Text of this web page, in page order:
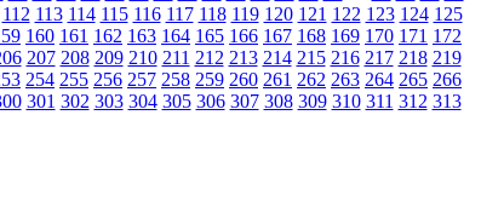
112 113 114 115 116 117 118 119 120 121 122 123 124 125
160 161 162 163 164 165 166 167 168 169 170 171 172
207 208 209 210 211 212 213 214 215 216 217 218 219
254 255 256 257 258 259 260 261 262 263 264 265 266
301 302 303 304 305 306 307 308 309 310 311 312 313